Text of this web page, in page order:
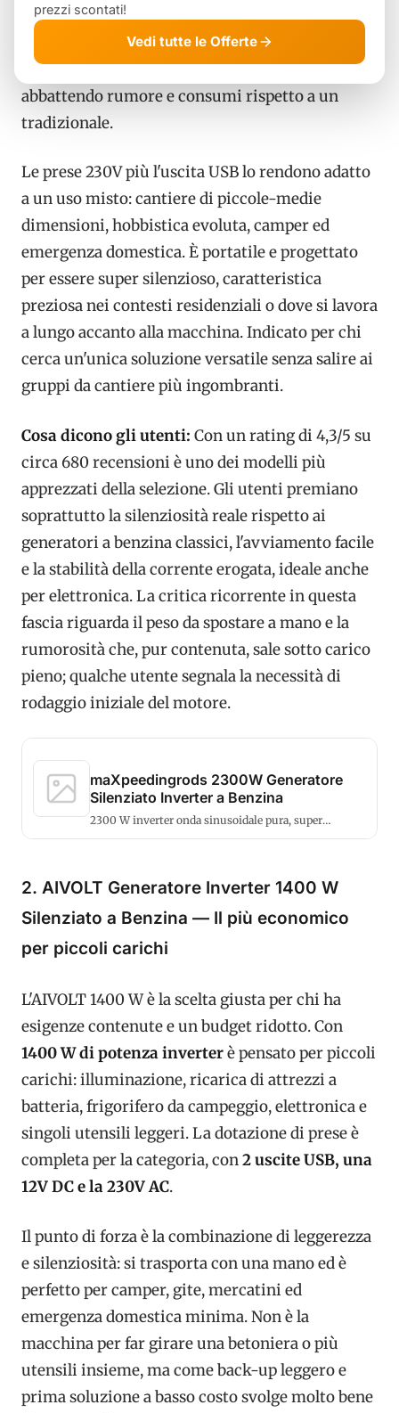
alimentare in sicurezza sia elettroutensili sia
dispositivi elettronici sensibili. La tecnologia
inverter regola i giri del motore in base al carico,
abbattendo rumore e consumi rispetto a un
tradizionale.
Le prese 230V più l'uscita USB lo rendono adatto
a un uso misto: cantiere di piccole-medie
dimensioni, hobbistica evoluta, camper ed
emergenza domestica. È portatile e progettato
per essere super silenzioso, caratteristica
preziosa nei contesti residenziali o dove si lavora
a lungo accanto alla macchina. Indicato per chi
cerca un'unica soluzione versatile senza salire ai
gruppi da cantiere più ingombranti.
Cosa dicono gli utenti: Con un rating di 4,3/5 su
circa 680 recensioni è uno dei modelli più
apprezzati della selezione. Gli utenti premiano
soprattutto la silenziosità reale rispetto ai
generatori a benzina classici, l'avviamento facile
e la stabilità della corrente erogata, ideale anche
per elettronica. La critica ricorrente in questa
fascia riguarda il peso da spostare a mano e la
rumorosità che, pur contenuta, sale sotto carico
pieno; qualche utente segnala la necessità di
rodaggio iniziale del motore.
maXpeedingrods 2300W Generatore
Silenziato Inverter a Benzina
2300 W inverter onda sinusoidale pura, super
2. AIVOLT Generatore Inverter 1400 W
Silenziato a Benzina — Il più economico
per piccoli carichi
L'AIVOLT 1400 W è la scelta giusta per chi ha
esigenze contenute e un budget ridotto. Con
1400 W di potenza inverterè pensato per piccoli
carichi: illuminazione, ricarica di attrezzi a
batteria, frigorifero da campeggio, elettronica e
singoli utensili leggeri. La dotazione di prese è
completa per la categoria, con2 uscite USB, una
12V DC e la 230V AC.
Il punto di forza è la combinazione di leggerezza
e silenziosità: si trasporta con una mano ed è
perfetto per camper, gite, mercatini ed
emergenza domestica minima. Non è la
macchina per far girare una betoniera o più
utensili insieme, ma come back-up leggero e
prima soluzione a basso costo svolge molto bene
prezzi scontati!
Vedi tutte le Offerte